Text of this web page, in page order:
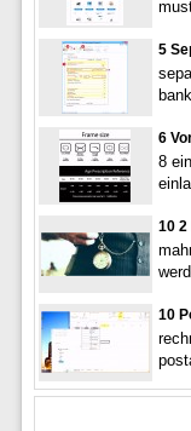
5
6
8
10 2
10